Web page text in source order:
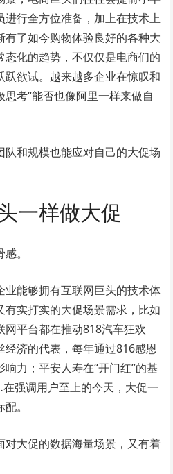
行全方位准备，加上在技术上
了如今购物体验良好的各种大
化的趋势，不仅仅是电商们的
欲试。越来越多企业在惊叹和
考“能否也像阿里一样来做自
队和规模也能应对自己的大促场
一样做大促
。
业能够拥有互联网巨头的技术体
实打实的大促场景需求，比如
平台都在推动818汽车狂欢
济的代表，每年通过816感恩
力；平安人寿在“开门红”的基
强调用户至上的今天，大促一
。
对大促的数据海量场景，又有着